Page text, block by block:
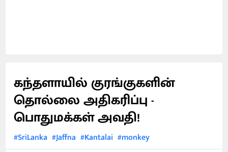
கந்தளாயில் குரங்குகளின்
தொல்லை அதிகரிப்பு -
பொதுமக்கள் அவதி!
#SriLanka #Jaffna #Kantalai #monkey